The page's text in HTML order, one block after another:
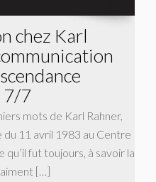
chez Karl
7/7
mots de Karl Rahner,
11 avril 1983 au Centre
qu’il fut toujours, à savoir la
[…]